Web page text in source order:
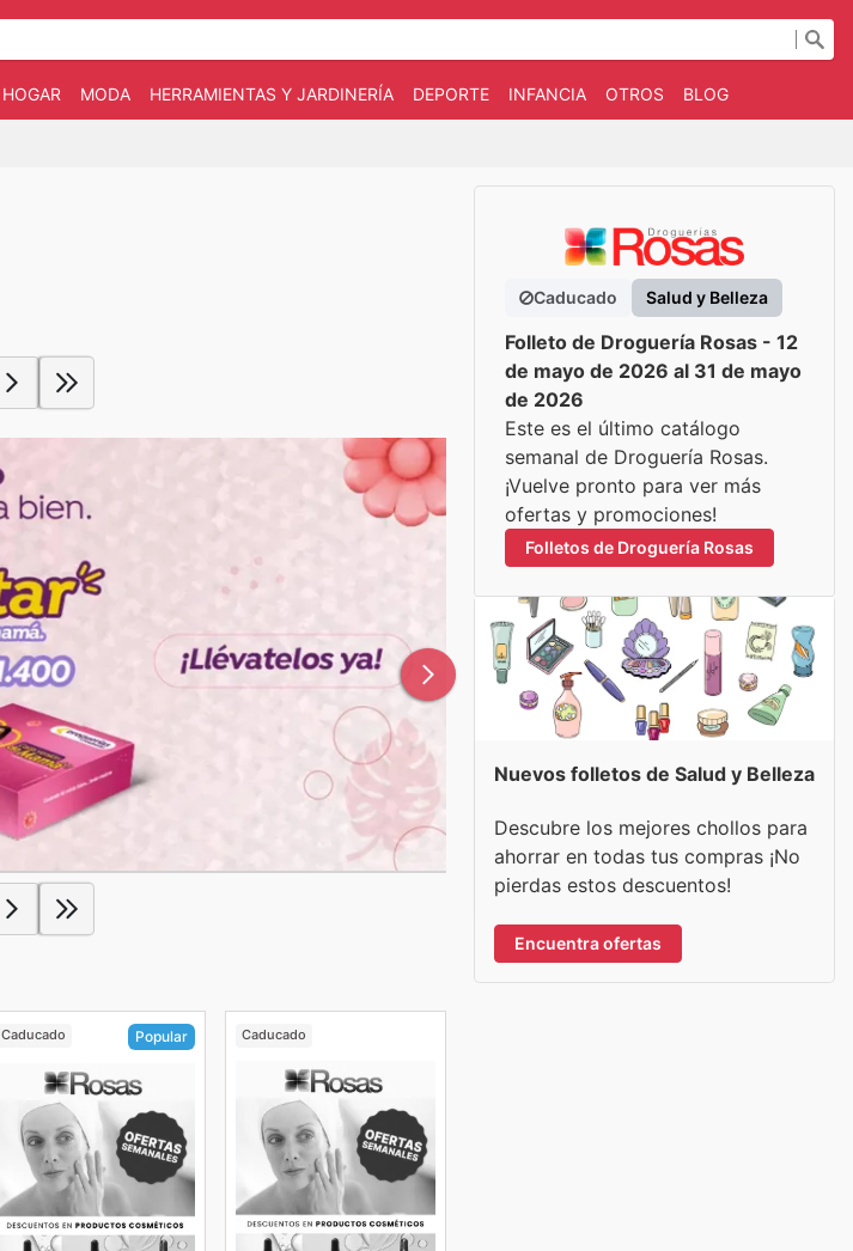
HOGAR MODA HERRAMIENTAS Y JARDINERÍA DEPORTE INFANCIA OTROS BLOG
Caducado Popular Caducado
Caducado Salud y Belleza
Folleto de Droguería Rosas - 12
de mayo de 2026 al 31 de mayo
de 2026
Este es el último catálogo
semanal de Droguería Rosas.
¡Vuelve pronto para ver más
ofertas y promociones!
Folletos de Droguería Rosas
Nuevos folletos de Salud y Belleza
Descubre los mejores chollos para
ahorrar en todas tus compras ¡No
pierdas estos descuentos!
Encuentra ofertas